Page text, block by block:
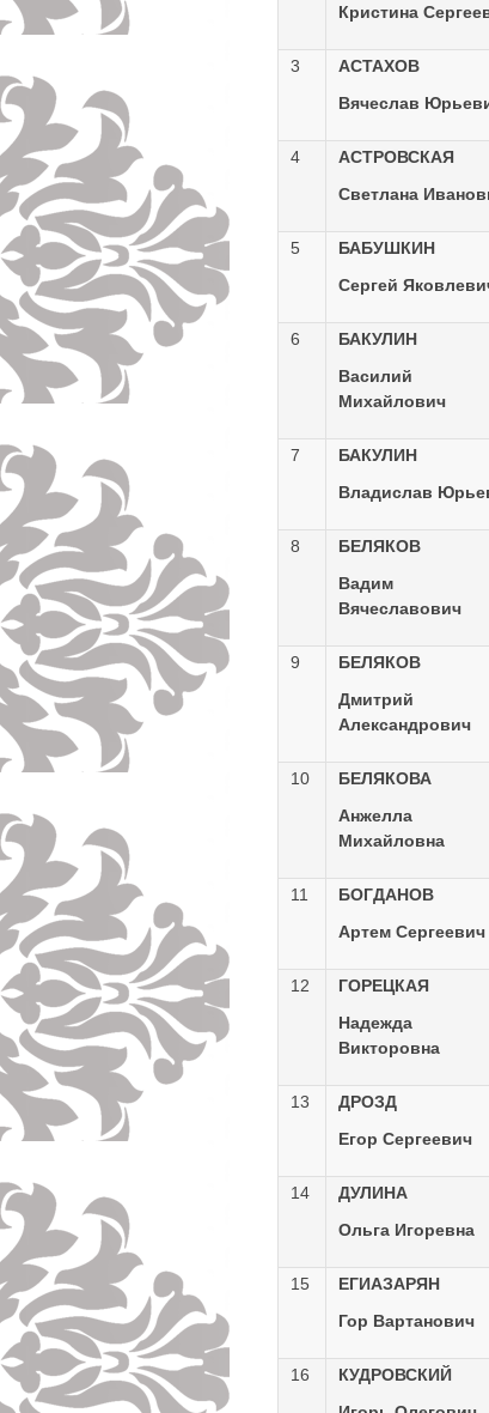
Кристина
3
АСТАХОВ
Вячеслав
4
АСТРОВСКАЯ
Светлана
5
БАБУШКИН
Сергей
6
БАКУЛИН
Василий
Михайлович
7
БАКУЛИН
Владислав
8
БЕЛЯКОВ
Вадим
Вячеславович
9
БЕЛЯКОВ
Дмитрий
Александрович
10
БЕЛЯКОВА
Анжелла
Михайловна
11
БОГДАНОВ
Артем Сергеевич
12
ГОРЕЦКАЯ
Надежда
Викторовна
13
ДРОЗД
Егор Сергеевич
14
ДУЛИНА
Ольга Игоревна
15
ЕГИАЗАРЯН
Гор Вартанович
16
КУДРОВСКИЙ